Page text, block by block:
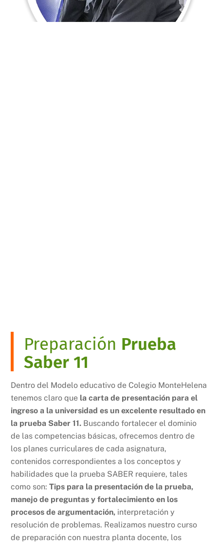
Preparación Prueba
Saber 11
Dentro del Modelo educativo de Colegio MonteHelena
tenemos claro que la carta de presentación para el
ingreso a la universidad es un excelente resultado en
la prueba Saber 11. Buscando fortalecer el dominio
de las competencias básicas, ofrecemos dentro de
los planes curriculares de cada asignatura,
contenidos correspondientes a los conceptos y
habilidades que la prueba SABER requiere, tales
como son:Tips para la presentación de la prueba,
manejo de preguntas y fortalecimiento en los
procesos de argumentación, interpretación y
resolución de problemas. Realizamos nuestro curso
de preparación con nuestra planta docente, los